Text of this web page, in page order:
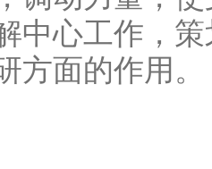
中心工作，
方面的作用。